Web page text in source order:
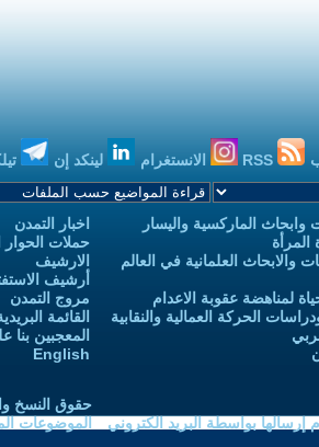
الانستغرام لينكد إن
الماركسية واليسار
والابحاث العلمانية في العالم
لمناهضة عقوبة الاعدام
الحركة العمالية والنقابية
اخبار التمدن
حملات الحوار
الارشيف
أرشيف
مروج التمدن
القائمة
المعجبين بنا على
English
بواسطة البريد الكتروني
حقوق النسخ
الموضوعات